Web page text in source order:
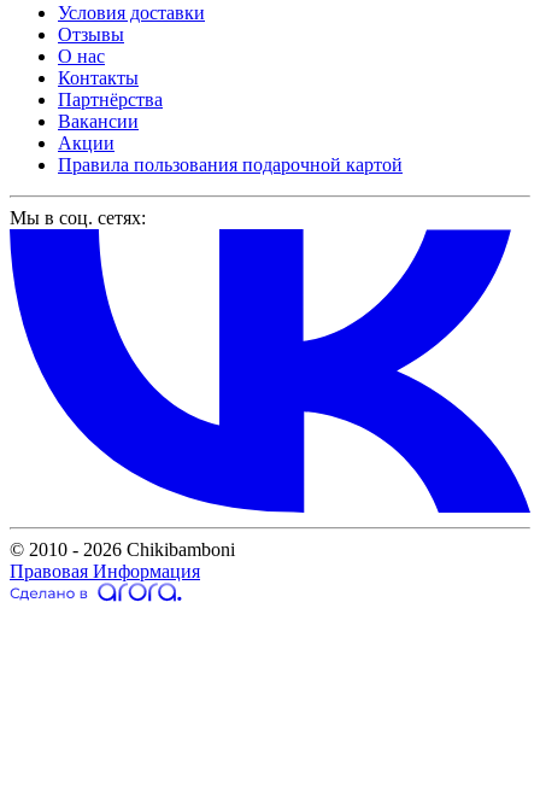
Условия доставки
Отзывы
О нас
Контакты
Партнёрства
Вакансии
Акции
Правила пользования подарочной картой
Мы в соц. сетях:
© 2010 - 2026 Chikibamboni
Правовая Информация